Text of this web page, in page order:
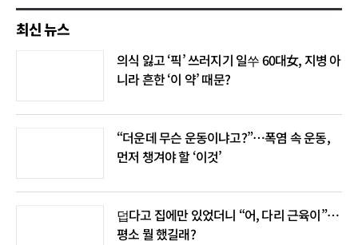
최신 뉴스
의식 잃고 ‘픽’ 쓰러지기 일쑤 60대女, 지병 아
니라 흔한 ‘이 약’ 때문?
“더운데 무슨 운동이냐고?”…폭염 속 운동,
먼저 챙겨야 할 ‘이것’
덥다고 집에만 있었더니 “어, 다리 근육이”…
평소 뭘 했길래?